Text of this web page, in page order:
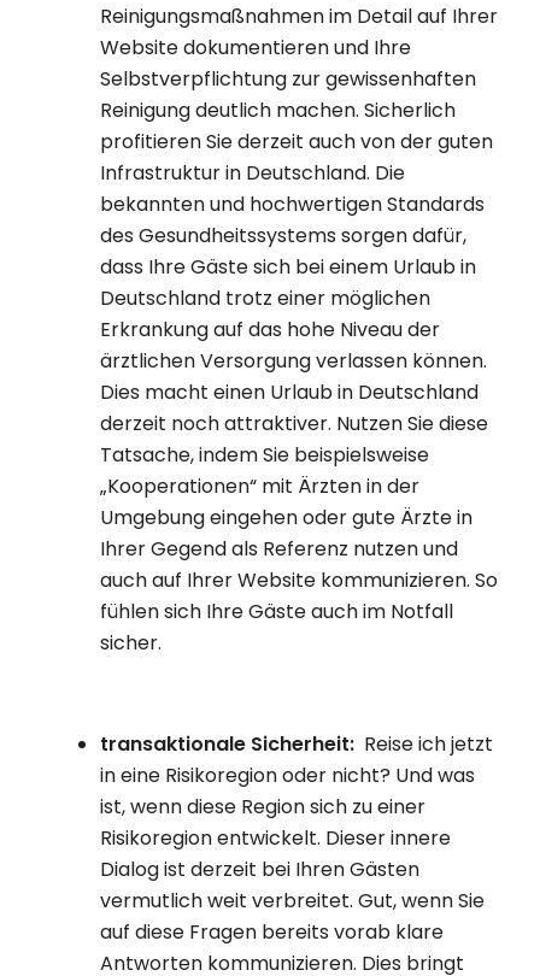
Reinigungsmaßnahmen im Detail auf Ihrer
Website dokumentieren und Ihre
Selbstverpflichtung zur gewissenhaften
Reinigung deutlich machen. Sicherlich
profitieren Sie derzeit auch von der guten
Infrastruktur in Deutschland. Die
bekannten und hochwertigen Standards
des Gesundheitssystems sorgen dafür,
dass Ihre Gäste sich bei einem Urlaub in
Deutschland trotz einer möglichen
Erkrankung auf das hohe Niveau der
ärztlichen Versorgung verlassen können.
Dies macht einen Urlaub in Deutschland
derzeit noch attraktiver. Nutzen Sie diese
Tatsache, indem Sie beispielsweise
„Kooperationen“ mit Ärzten in der
Umgebung eingehen oder gute Ärzte in
Ihrer Gegend als Referenz nutzen und
auch auf Ihrer Website kommunizieren. So
fühlen sich Ihre Gäste auch im Notfall
sicher.
transaktionale Sicherheit: Reise ich jetzt
in eine Risikoregion oder nicht? Und was
ist, wenn diese Region sich zu einer
Risikoregion entwickelt. Dieser innere
Dialog ist derzeit bei Ihren Gästen
vermutlich weit verbreitet. Gut, wenn Sie
auf diese Fragen bereits vorab klare
Antworten kommunizieren. Dies bringt